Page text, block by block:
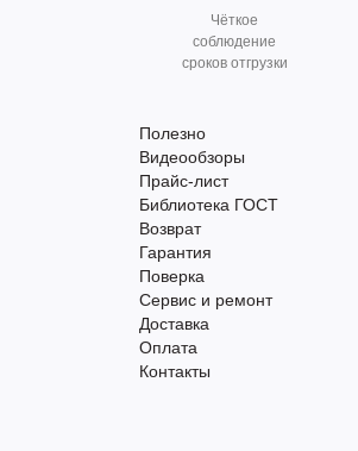
Чёткое
соблюдение
сроков отгрузки
Полезно
Видеообзоры
Прайс-лист
Библиотека ГОСТ
Возврат
Гарантия
Поверка
Сервис и ремонт
Доставка
Оплата
Контакты